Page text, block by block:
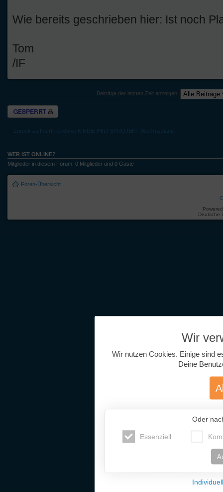
Wie bereits geschrieben hier: Ist noch
Tom
/IF
Beiträge der letzten Zeit anzeigen:
Thema gesperrt
Zurück zu InterFriendship KINDERHILFSPROJEKT Weißrussland
WER IST ONLINE?
Mitglieder in diesem Forum: 0 Mitglieder und 0 Gäste
Foren-Übersicht
Deutsche
Wir
Wir nutzen Cookies. Einige sind
Deine
Oder
Essenziell